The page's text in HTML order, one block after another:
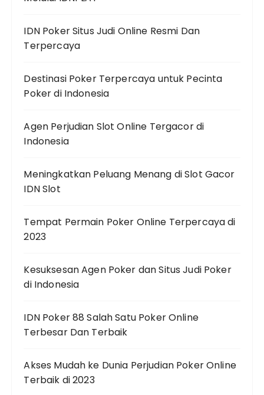
IDN Poker Situs Judi Online Resmi Dan
Terpercaya
Destinasi Poker Terpercaya untuk Pecinta
Poker di Indonesia
Agen Perjudian Slot Online Tergacor di
Indonesia
Meningkatkan Peluang Menang di Slot Gacor
IDN Slot
Tempat Permain Poker Online Terpercaya di
2023
Kesuksesan Agen Poker dan Situs Judi Poker
di Indonesia
IDN Poker 88 Salah Satu Poker Online
Terbesar Dan Terbaik
Akses Mudah ke Dunia Perjudian Poker Online
Terbaik di 2023